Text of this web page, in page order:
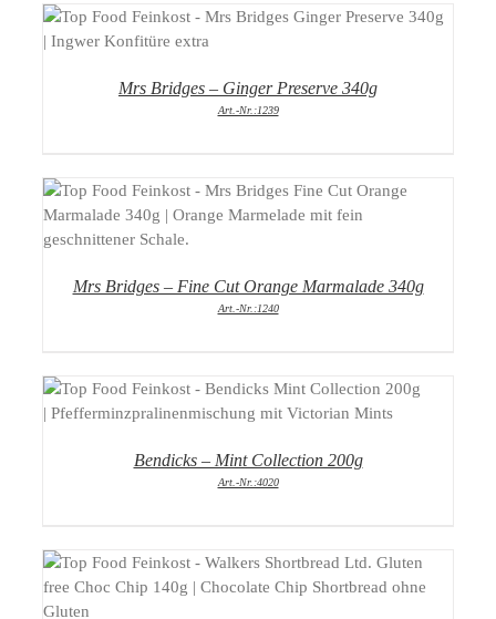
DETAILS
Mrs Bridges – Ginger Preserve 340g
Art.-Nr.:1239
DETAILS
Mrs Bridges – Fine Cut Orange Marmalade 340g
Art.-Nr.:1240
DETAILS
Bendicks – Mint Collection 200g
Art.-Nr.:4020